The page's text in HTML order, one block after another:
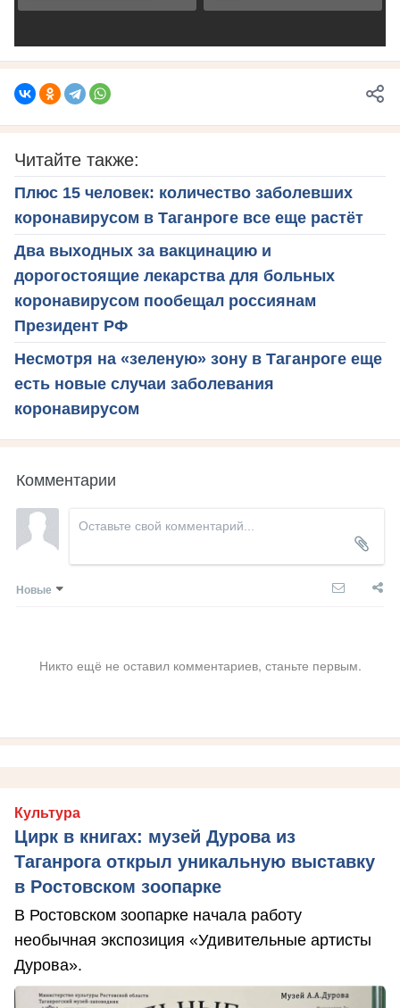
Читайте также:
Плюс 15 человек: количество заболевших
коронавирусом в Таганроге все еще растёт
Два выходных за вакцинацию и
дорогостоящие лекарства для больных
коронавирусом пообещал россиянам
Президент РФ
Несмотря на «зеленую» зону в Таганроге еще
есть новые случаи заболевания
коронавирусом
Комментарии
Новые
Никто ещё не оставил комментариев, станьте первым.
Культура
Цирк в книгах: музей Дурова из
Таганрога открыл уникальную выставку
в Ростовском зоопарке
В Ростовском зоопарке начала работу
необычная экспозиция «Удивительные артисты
Дурова».